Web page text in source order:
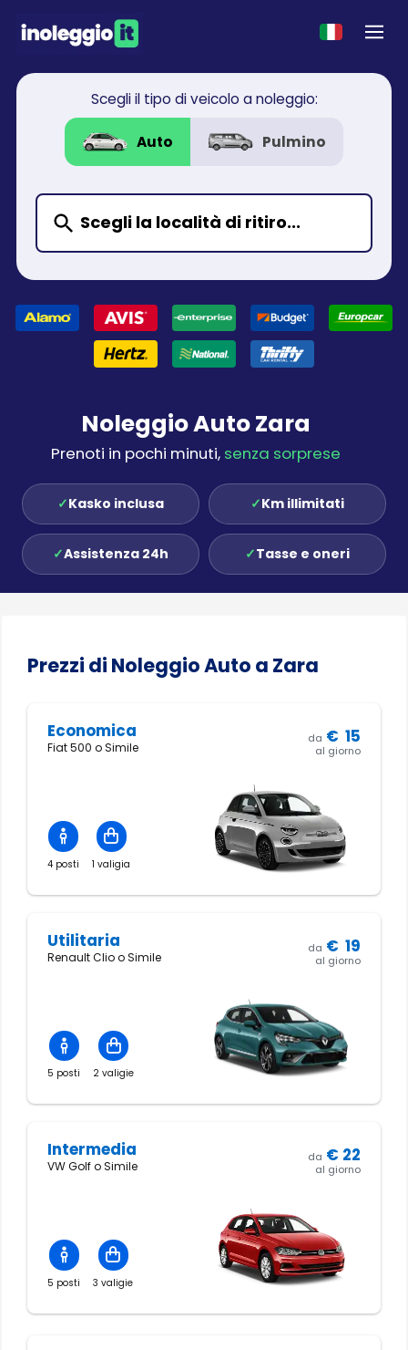
Scegli il tipo di veicolo a noleggio:
Auto Pulmino
Scegli la località di ritiro...
Noleggio Auto Zara
Prenoti in pochi minuti, senza sorprese
✓Kasko inclusa ✓Km illimitati
✓Assistenza 24h ✓Tasse e oneri
Prezzi di Noleggio Auto a Zara
Economica
Fiat 500 o Simile
4 posti 1 valigia
da € 15
al giorno
Utilitaria
Renault Clio o Simile
5 posti 2 valigie
da € 19
al giorno
Intermedia
VW Golf o Simile
5 posti 3 valigie
da € 22
al giorno